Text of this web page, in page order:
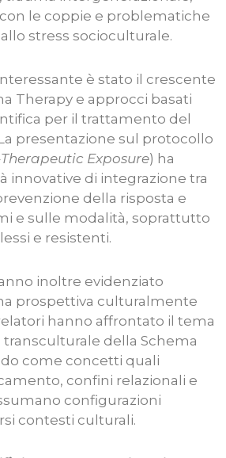
le coppie e problematiche
stress socioculturale.
è stato il crescente
Therapy e approcci basati
per il trattamento del
La presentazione sul protocollo
Exposure) ha
innovative di integrazione tra
della risposta e
e sulle modalità, soprattutto
e resistenti.
inoltre evidenziato
prospettiva culturalmente
hanno affrontato il tema
della Schema
come concetti quali
confini relazionali e
configurazioni
contesti culturali.